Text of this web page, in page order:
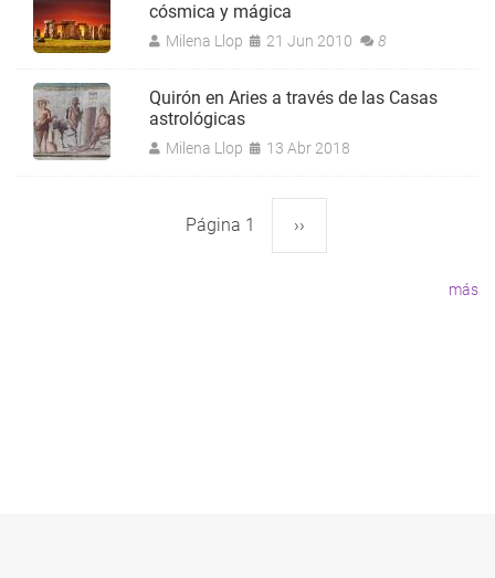
cósmica y mágica
Milena Llop 21 Jun 2010 8
Quirón en Aries a través de las Casas
astrológicas
Milena Llop 13 Abr 2018
Página 1 Siguiente
››
más